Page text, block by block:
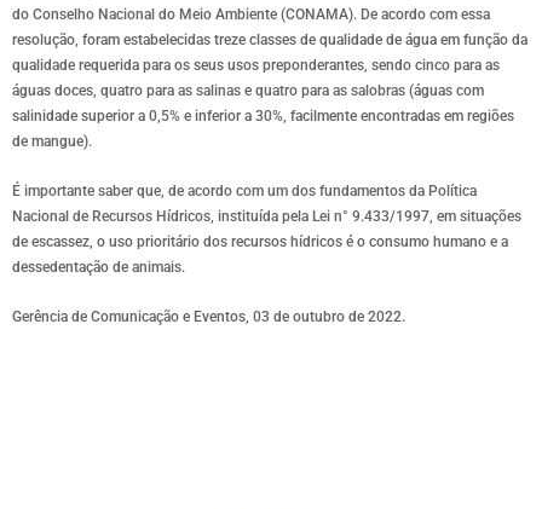
do Conselho Nacional do Meio Ambiente (CONAMA). De acordo com essa
resolução, foram estabelecidas treze classes de qualidade de água em função da
qualidade requerida para os seus usos preponderantes, sendo cinco para as
águas doces, quatro para as salinas e quatro para as salobras (águas com
salinidade superior a 0,5% e inferior a 30%, facilmente encontradas em regiões
de mangue).
É importante saber que, de acordo com um dos fundamentos da Política
Nacional de Recursos Hídricos, instituída pela Lei n° 9.433/1997, em situações
de escassez, o uso prioritário dos recursos hídricos é o consumo humano e a
dessedentação de animais.
Gerência de Comunicação e Eventos, 03 de outubro de 2022.